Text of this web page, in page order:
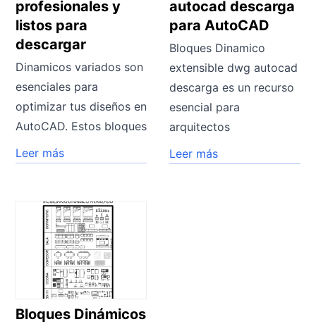
profesionales y
listos para
descargar
Dinamicos variados son
esenciales para
optimizar tus diseños en
AutoCAD. Estos bloques
Leer más
autocad descarga
para AutoCAD
Bloques Dinamico
extensible dwg autocad
descarga es un recurso
esencial para
arquitectos
Leer más
Bloques Dinámicos